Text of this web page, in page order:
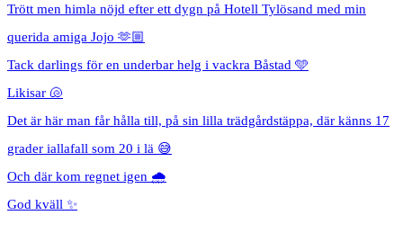
Trött men himla nöjd efter ett dygn på Hotell Tylösand med min
querida amiga Jojo 🫶🏼
Tack darlings för en underbar helg i vackra Båstad 🩵
Likisar 🐚
Det är här man får hålla till, på sin lilla trädgårdstäppa, där känns 17
grader iallafall som 20 i lä 😅
Och där kom regnet igen 🌧️
God kväll ✨